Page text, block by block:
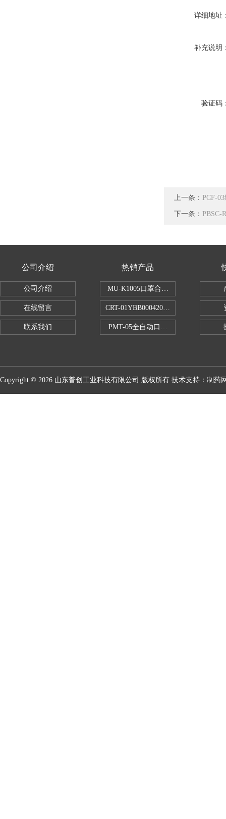
详细地址
补充说明
验证码
上一条： PCF-
下一条： PBSC-
公司介绍
公司介绍
在线留言
联系我们
热销产品
MU-K1005口罩合成血液穿透试验仪
CRT-01YBB00042005数显式安瓿瓶圆
PMT-05全自动口红折断力测试仪
Copyright © 2026 山东普创工业科技有限公司 版权所有 技术支持： 制药